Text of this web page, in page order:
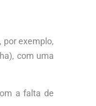
por exemplo,
com uma
a falta de